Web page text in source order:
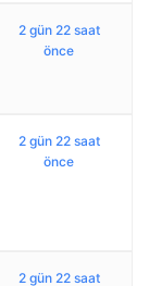
2 gün 22 saat
önce
2 gün 22 saat
önce
2 gün 22 saat